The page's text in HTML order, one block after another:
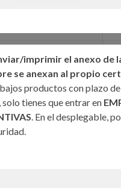
imprimir el anexo de
se anexan al propio
productos con plazo
tienes que entrar en
. En el desplegable,